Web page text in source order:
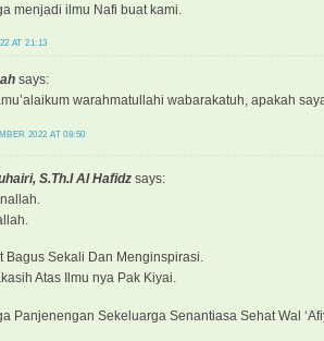
menjadi ilmu Nafi buat kami.
AT 21:13
says:
warahmatullahi wabarakatuh, apakah
2022 AT 08:50
S.Th.I Al Hafidz says:
Bagus Sekali Dan Menginspirasi.
Atas Ilmu nya Pak Kiyai.
Panjenengan Sekeluarga Senantiasa Sehat Wal